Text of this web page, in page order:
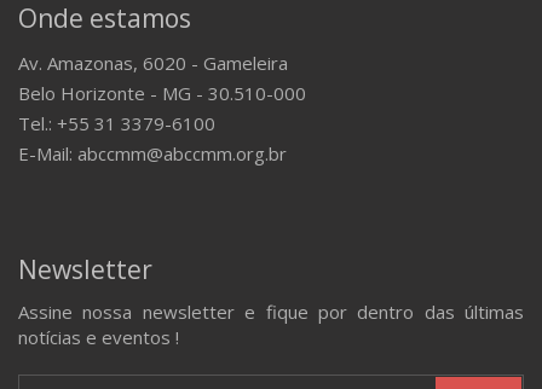
Onde estamos
Av. Amazonas, 6020 - Gameleira
Belo Horizonte - MG - 30.510-000
Tel.: +55 31 3379-6100
E-Mail: abccmm@abccmm.org.br
Newsletter
Assine nossa newsletter e fique por dentro das últimas
notícias e eventos !